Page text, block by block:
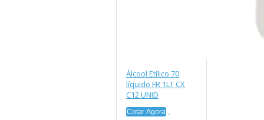
Álcool Etílico 70
líquido FR 1LT CX
C12 UNID
Cotar Agora